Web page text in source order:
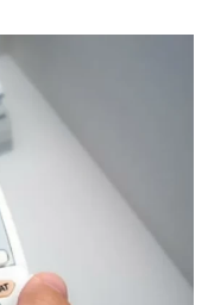
Ευρώπη, αλλά οι
αφήνουν τις αγορές